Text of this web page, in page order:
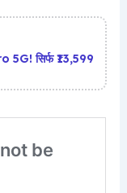
5G! सिर्फ ₹13,599